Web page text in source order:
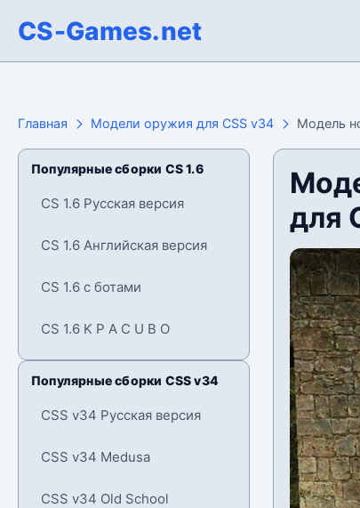
CS-Games.net
Главная Модели оружия для CSS v34 Модель
Популярные сборки CS 1.6
CS 1.6 Русская версия
CS 1.6 Английская версия
CS 1.6 с ботами
CS 1.6 K P A C U B O
Популярные сборки CSS v34
CSS v34 Русская версия
CSS v34 Medusa
CSS v34 Old School
для